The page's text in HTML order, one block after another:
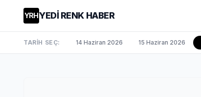
YRHYEDİ RENK HABER
TARİH SEÇ: 14 Haziran 2026 15 Haziran 2026